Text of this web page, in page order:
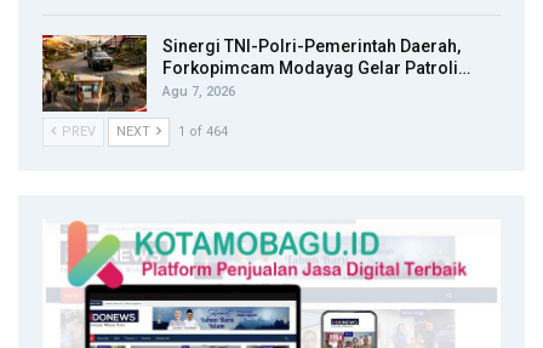
Sinergi TNI-Polri-Pemerintah Daerah,
Forkopimcam Modayag Gelar Patroli…
Agu 7, 2026
PREV NEXT 1 of 464